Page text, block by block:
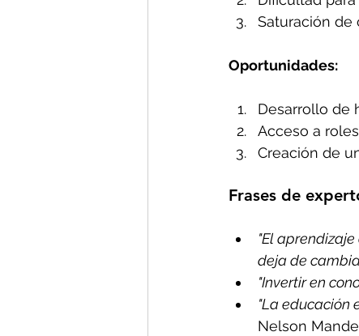
Saturación de
Oportunidades:
Desarrollo de
Acceso a
Creación de
Frases de
"El
deja de
"Invertir en
"La educación
Nelson